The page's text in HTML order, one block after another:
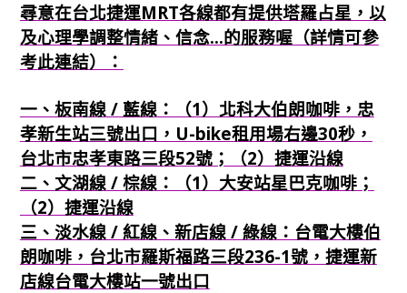
尋意在台北捷運MRT各線都有提供塔羅占星，以
及心理學調整情緒、信念...的服務喔（詳情可參
考此連結）：
一、板南線 / 藍線：（1）北科大伯朗咖啡，忠
孝新生站三號出口，U-bike租用場右邊30秒，
台北市忠孝東路三段52號；（2）捷運沿線
二、文湖線 / 棕線：（1）大安站星巴克咖啡；
（2）捷運沿線
三、淡水線 / 紅線、新店線 / 綠線：台電大樓伯
朗咖啡，台北市羅斯福路三段236-1號，捷運新
店線台電大樓站一號出口